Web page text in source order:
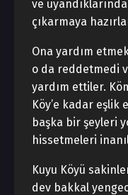
ve
çıkarmaya
Ona yardım
o da reddetmedi
yardım ettiler.
Köy’e kadar
başka bir şeyleri
hissetmeleri
Kuyu Köyü
dev bakkal